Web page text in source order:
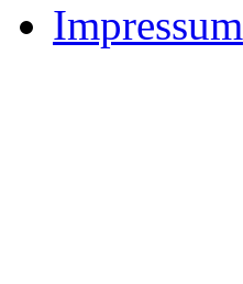
Impressum